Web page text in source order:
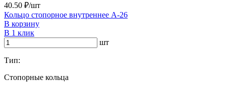
40.50 ₽/шт
Кольцо стопорное внутреннее А-26
В корзину
В 1 клик
шт
Тип:
Стопорные кольца